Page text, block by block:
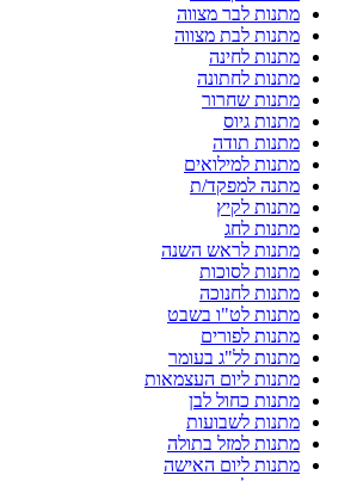
מתנות לבר מצווה
מתנות לבת מצווה
מתנות לחינה
מתנות לחתונה
מתנות שחרור
מתנות גיוס
מתנות תודה
מתנות למילואים
מתנה למפקד/ת
מתנות לקיץ
מתנות לחג
מתנות לראש השנה
מתנות לסוכות
מתנות לחנוכה
מתנות לט"ו בשבט
מתנות לפורים
מתנות לל"ג בעומר
מתנות ליום העצמאות
מתנות כחול לבן
מתנות לשבועות
מתנות למזל בתולה
מתנות ליום האישה